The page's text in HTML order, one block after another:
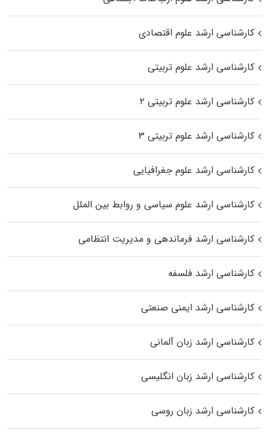
کارشناسی ارشد علوم اقتصادی
کارشناسی ارشد علوم تربیتی
کارشناسی ارشد علوم تربیتی ۲
کارشناسی ارشد علوم تربیتی ۳
کارشناسی ارشد علوم جغرافیایی
کارشناسی ارشد علوم سیاسی و روابط بین الملل
کارشناسی ارشد فرماندهی و مدیریت انتظامی
کارشناسی ارشد فلسفه
کارشناسی ارشد ایمنی صنعتی
کارشناسی ارشد زبان آلمانی
کارشناسی ارشد زبان انگلیسی
کارشناسی ارشد زبان روسی